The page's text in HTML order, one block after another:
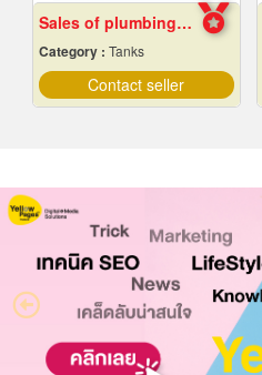
Sales of plumbing equipment
Category : Tanks
Contact seller